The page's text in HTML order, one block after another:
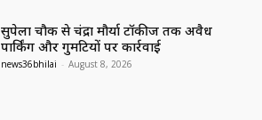
सुपेला चौक से चंद्रा मौर्या टॉकीज तक अवैध
पार्किंग और गुमटियों पर कार्रवाई
news36bhilai - August 8, 2026